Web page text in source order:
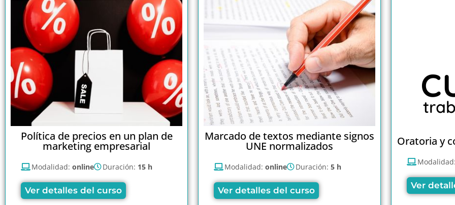
Política de precios en un plan de
marketing empresarial
Modalidad: online Duración: 15 h
Ver detalles del curso
Marcado de textos mediante signos
UNE normalizados
Modalidad: online Duración: 5 h
Ver detalles del curso
Oratoria y
Ver